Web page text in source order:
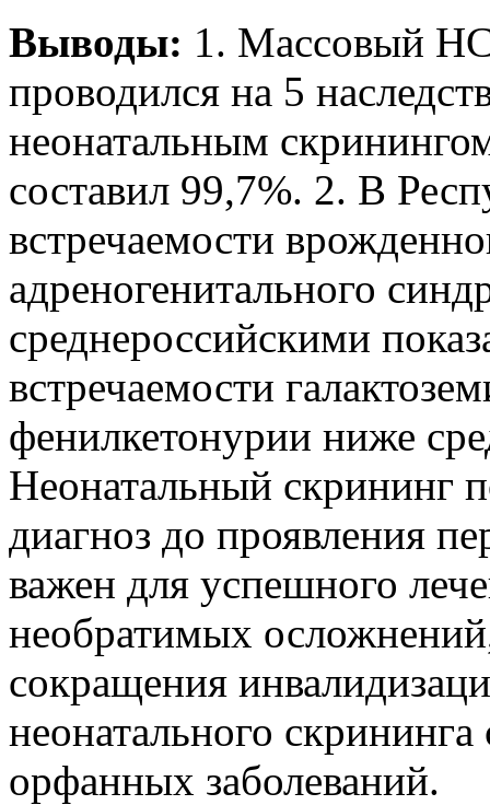
Выводы: 1. Массовый
проводился на 5
неонатальным
составил 99,7%. 2. В
встречаемости
адреногенитального
среднероссийскими
встречаемости
фенилкетонурии ниже
Неонатальный скрининг
диагноз до проявления
важен для успешного
необратимых
сокращения
неонатального
орфанных заболеваний.